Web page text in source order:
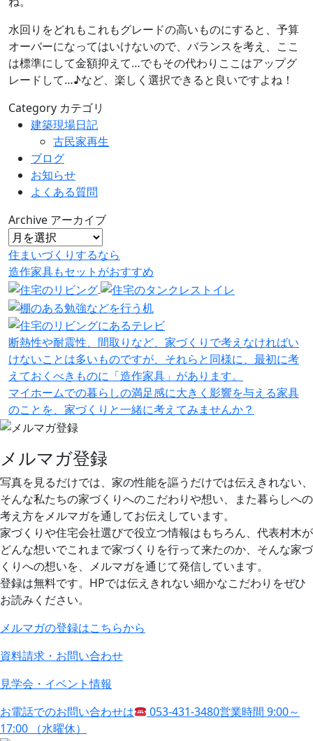
水回りをどれもこれもグレードの高いものにすると、予算
オーバーになってはいけないので、バランスを考え、ここ
は標準にして金額抑えて…でもその代わりここはアップグ
レードして…♪など、楽しく選択できると良いですよね！
Category カテゴリ
建築現場日記
古民家再生
ブログ
お知らせ
よくある質問
Archive アーカイブ
住まいづくりするなら
造作家具もセット がおすすめ
断熱性や耐震性、間取りなど、家づくりで考えなければい
けないことは多いものですが、それらと同様に、最初に考
えておくべきものに「造作家具」があります。
マイホームでの暮らしの満足感に大きく影響を与える家具
のことを、家づくりと一緒に考えてみませんか？
メルマガ登録
写真を見るだけでは、家の性能を謳うだけでは伝えきれない、
そんな私たちの家づくりへのこだわりや想い、また暮らしへの
考え方をメルマガを通してお伝えしています。
家づくりや住宅会社選びで役立つ情報はもちろん、代表村木が
どんな想いでこれまで家づくりを行って来たのか、そんな家づ
くりへの想いを、メルマガを通じて発信しています。
登録は無料です。HPでは伝えきれない細かなこだわりをぜひ
お読みください。
メルマガの登録はこちらから
資料請求・お問い合わせ
見学会・イベント情報
お電話でのお問い合わせは
053-431-3480営業時間 9:00～
17:00 （水曜休）